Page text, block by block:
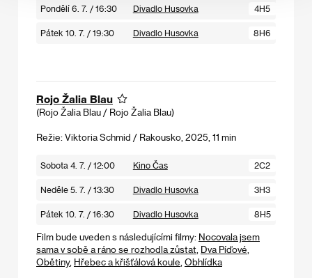
Pondělí 6. 7. / 16:30 Divadlo Husovka 4H5
Pátek 10. 7. / 19:30 Divadlo Husovka 8H6
Rojo Žalia Blau
(Rojo Žalia Blau / Rojo Žalia Blau)
Režie: Viktoria Schmid / Rakousko, 2025, 11 min
Sobota 4. 7. / 12:00 Kino Čas 2C2
Neděle 5. 7. / 13:30 Divadlo Husovka 3H3
Pátek 10. 7. / 16:30 Divadlo Husovka 8H5
Film bude uveden s následujícími filmy: Nocovala jsem
sama v sobě a ráno se rozhodla zůstat Dva Píďové
Obětiny, Hřebec a křišťálová koule Obhlídka